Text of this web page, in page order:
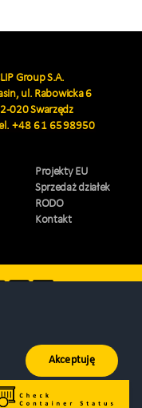
Group S.A.
ul. Rabowicka 6
020 Swarzędz
+48 61 6598950
Projekty EU
Sprzedaż działek
RODO
Kontakt
| CLIP Group S.A. |
Akceptuję